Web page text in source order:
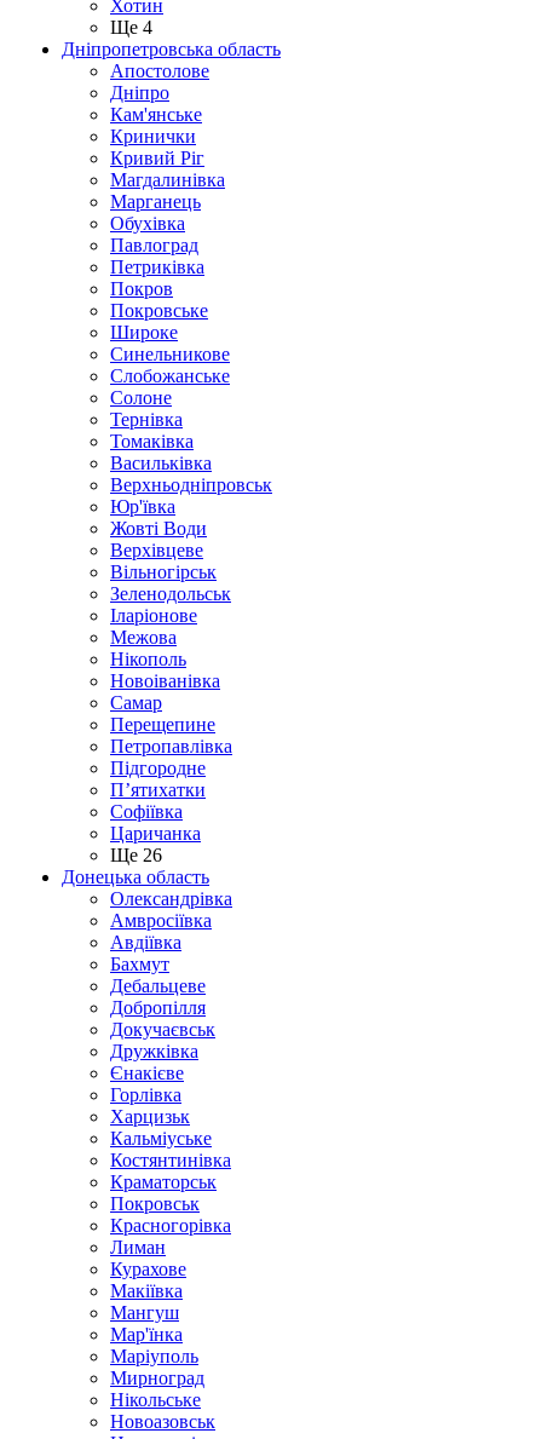
Хотин
Ще 4
Дніпропетровська область
Апостолове
Дніпро
Кам'янське
Кринички
Кривий Ріг
Магдалинівка
Марганець
Обухівка
Павлоград
Петриківка
Покров
Покровське
Широке
Синельникове
Слобожанське
Солоне
Тернівка
Томаківка
Васильківка
Верхньодніпровськ
Юр'ївка
Жовті Води
Верхівцеве
Вільногірськ
Зеленодольськ
Іларіонове
Межова
Нікополь
Новоіванівка
Самар
Перещепине
Петропавлівка
Підгородне
П’ятихатки
Софіївка
Царичанка
Ще 26
Донецька область
Олександрівка
Амвросіївка
Авдіївка
Бахмут
Дебальцеве
Добропілля
Докучаєвськ
Дружківка
Єнакієве
Горлівка
Харцизьк
Кальміуське
Костянтинівка
Краматорськ
Покровськ
Красногорівка
Лиман
Курахове
Макіївка
Мангуш
Мар'їнка
Маріуполь
Мирноград
Нікольське
Новоазовськ